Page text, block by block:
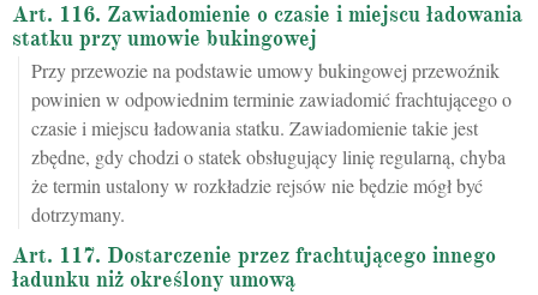
Art. 116. Zawiadomienie o czasie i miejscu ładowania
statku przy umowie bukingowej
Przy przewozie na podstawie umowy bukingowej przewoźnik
powinien w odpowiednim terminie zawiadomić frachtującego o
czasie i miejscu ładowania statku. Zawiadomienie takie jest
zbędne, gdy chodzi o statek obsługujący linię regularną, chyba
że termin ustalony w rozkładzie rejsów nie będzie mógł być
dotrzymany.
Art. 117. Dostarczenie przez frachtującego innego
ładunku niż określony umową